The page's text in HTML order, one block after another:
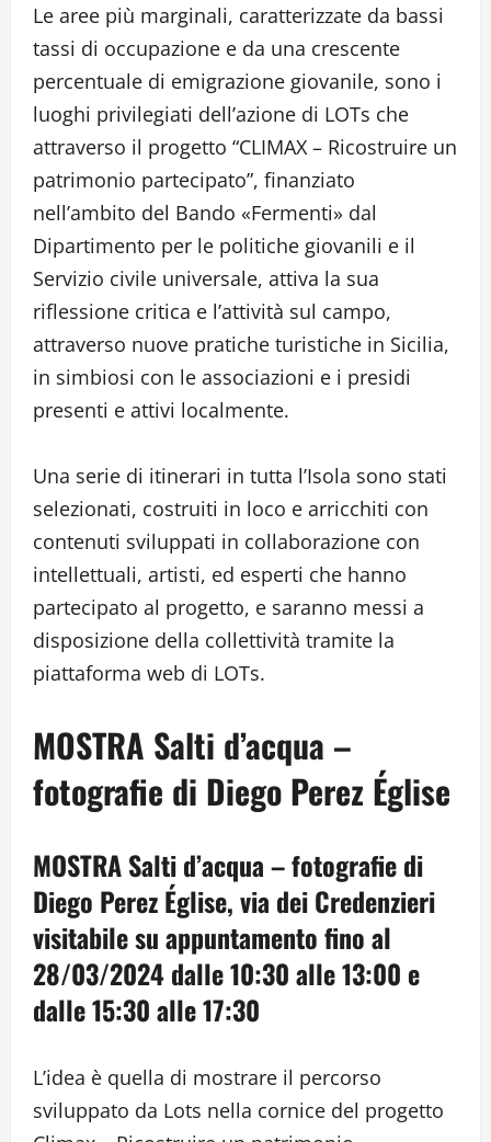
Le aree più marginali, caratterizzate da bassi
tassi di occupazione e da una crescente
percentuale di emigrazione giovanile, sono i
luoghi privilegiati dell’azione di LOTs che
attraverso il progetto “CLIMAX – Ricostruire un
patrimonio partecipato”, finanziato
nell’ambito del Bando «Fermenti» dal
Dipartimento per le politiche giovanili e il
Servizio civile universale, attiva la sua
riflessione critica e l’attività sul campo,
attraverso nuove pratiche turistiche in Sicilia,
in simbiosi con le associazioni e i presidi
presenti e attivi localmente.
Una serie di itinerari in tutta l’Isola sono stati
selezionati, costruiti in loco e arricchiti con
contenuti sviluppati in collaborazione con
intellettuali, artisti, ed esperti che hanno
partecipato al progetto, e saranno messi a
disposizione della collettività tramite la
piattaforma web di LOTs.
MOSTRA Salti d’acqua –
fotografie di Diego Perez Église
MOSTRA Salti d’acqua – fotografie di
Diego Perez Église, via dei Credenzieri
visitabile su appuntamento fino al
28/03/2024 dalle 10:30 alle 13:00 e
dalle 15:30 alle 17:30
L’idea è quella di mostrare il percorso
sviluppato da Lots nella cornice del progetto